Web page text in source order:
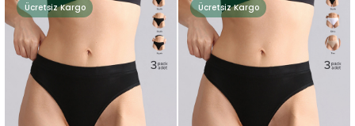
Ücretsiz Kargo Ücretsiz Kargo